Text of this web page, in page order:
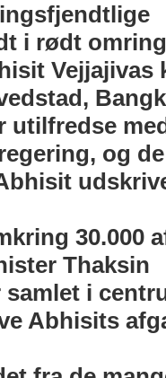
i rødt
Vejjajivas
utilfredse
og
30.000
Thaksin
i
Abhisits